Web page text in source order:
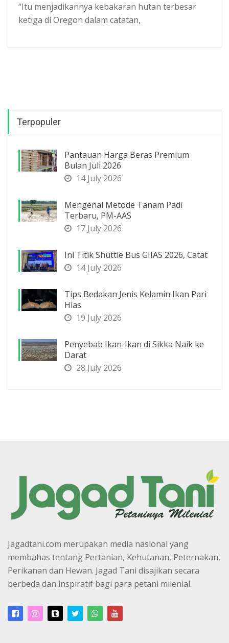
“Itu menjadikannya kebakaran hutan terbesar
ketiga di Oregon dalam catatan,
Terpopuler
Pantauan Harga Beras Premium
Bulan Juli 2026
14 July 2026
Mengenal Metode Tanam Padi
Terbaru, PM-AAS
17 July 2026
Ini Titik Shuttle Bus GIIAS 2026, Catat
14 July 2026
Tips Bedakan Jenis Kelamin Ikan Pari
Hias
19 July 2026
Penyebab Ikan-Ikan di Sikka Naik ke
Darat
28 July 2026
Jagadtani.com merupakan media nasional yang
membahas tentang Pertanian, Kehutanan, Peternakan,
Perikanan dan Hewan. Jagad Tani disajikan secara
berbeda dan inspiratif bagi para petani milenial.